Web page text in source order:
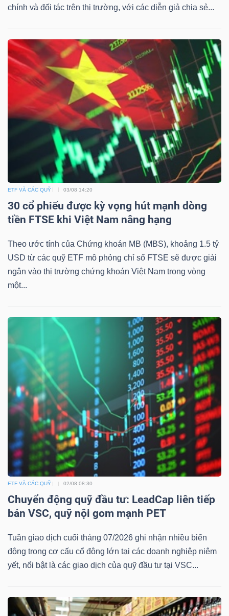
chính và đối tác trên thị trường, với các diễn giả chia sẻ...
ETF VÀ CÁC QUỸ 03/08 14:20
30 cổ phiếu được kỳ vọng hút mạnh dòng
tiền FTSE khi Việt Nam nâng hạng
Theo ước tính của Chứng khoán MB (MBS), khoảng 1.5 tỷ
USD từ các quỹ ETF mô phỏng chỉ số FTSE sẽ được giải
ngân vào thị trường chứng khoán Việt Nam trong vòng
một...
ETF VÀ CÁC QUỸ 02/08 08:30
Chuyển động quỹ đầu tư: LeadCap liên tiếp
bán VSC, quỹ nội gom mạnh PET
Tuần giao dịch cuối tháng 07/2026 ghi nhận nhiều biến
động trong cơ cấu cổ đông lớn tại các doanh nghiệp niêm
yết, nổi bật là các giao dịch của quỹ đầu tư tại VSC...
(-)
Đào
tạo
Công
đầu
tư
chính
Dữ
liệu
tài
chính